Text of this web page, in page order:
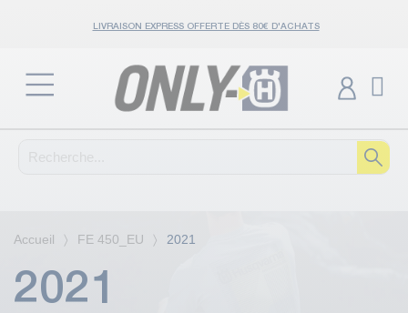
LIVRAISON EXPRESS OFFERTE DÈS 80€ D'ACHATS
Accueil FE 450_EU 2021
2021